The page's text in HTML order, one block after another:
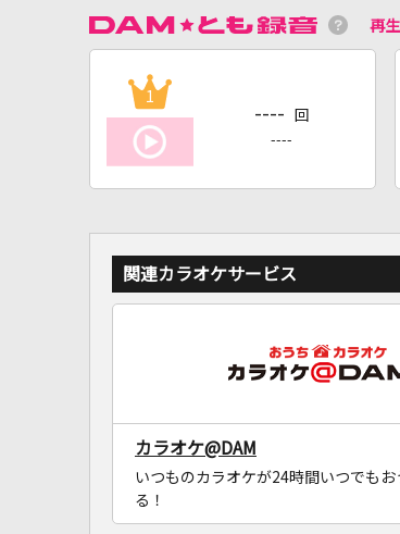
再
1
---- 回
----
関連カラオケサービス
カラオケ@DAM
いつものカラオケが24時間いつでもお
る！